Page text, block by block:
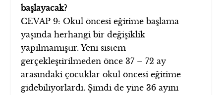
başlayacak?
CEVAP 9: Okul öncesi eğitime başlama
yaşında herhangi bir değişiklik
yapılmamıştır. Yeni sistem
gerçekleştirilmeden önce 37 – 72 ay
arasındaki çocuklar okul öncesi eğitime
gidebiliyorlardı. Şimdi de yine 36 ayını